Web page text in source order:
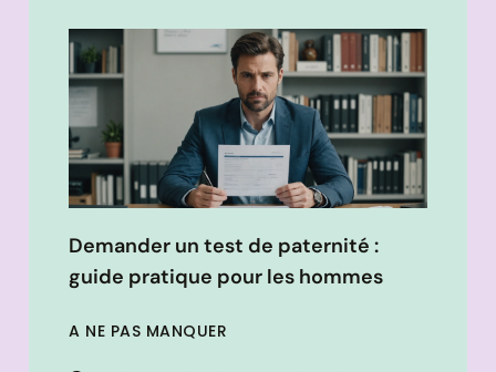
Demander un test de paternité :
guide pratique pour les hommes
A NE PAS MANQUER